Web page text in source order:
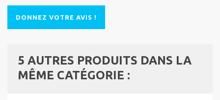
DONNEZ VOTRE AVIS !
5 AUTRES PRODUITS DANS LA
MÊME CATÉGORIE :